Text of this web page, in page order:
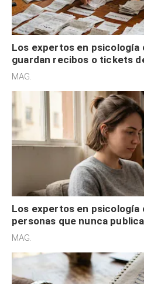
Los expertos en psicología
guardan recibos o tickets
son acumuladores, sino
MAG.
Los expertos en psicología
personas que nunca
redes sociales no
MAG.